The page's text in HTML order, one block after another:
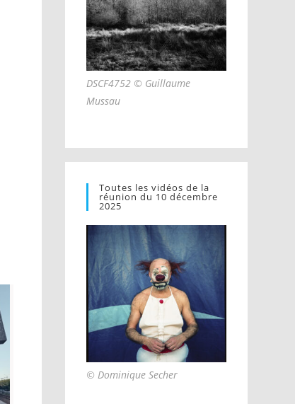
DSCF4752 © Guillaume
Mussau
Toutes les vidéos de la
réunion du 10 décembre
2025
© Dominique Secher